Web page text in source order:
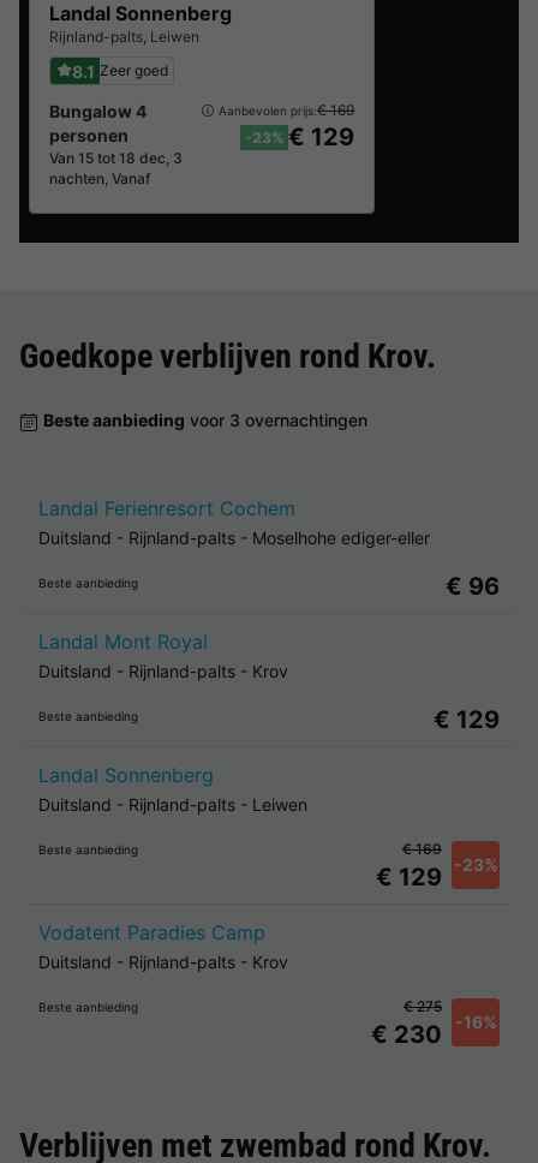
Landal Sonnenberg
Rijnland-palts, Leiwen
8.1 Zeer goed
Bungalow 4
personen
Van 15 tot 18 dec, 3
nachten, Vanaf
Aanbevolen prijs:€ 169
-23% € 129
Goedkope verblijven rond Krov.
Beste aanbieding voor 3 overnachtingen
Landal Ferienresort Cochem
Duitsland - Rijnland-palts - Moselhohe ediger-eller
Beste aanbieding € 96
Landal Mont Royal
Duitsland - Rijnland-palts - Krov
Beste aanbieding € 129
Landal Sonnenberg
Duitsland - Rijnland-palts - Leiwen
Beste aanbieding
€ 129 -23%
€ 169
Vodatent Paradies Camp
Duitsland - Rijnland-palts - Krov
Beste aanbieding
€ 230 -16%
€ 275
Verblijven met zwembad rond Krov.